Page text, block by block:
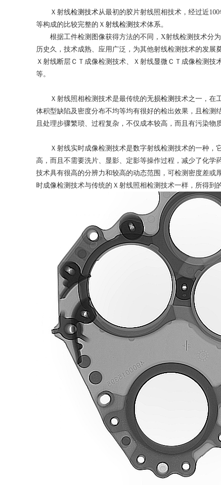
Ｘ射线检测技术从最初的胶片射线照相技术，经过近
等构成的比较完整的Ｘ 射线检测 技术体系。
根据工件检测图像获得方法的不同，X射线检测技术分为
历史久，技术成熟、应用广泛，为其他射线检测技术的发展
Ｘ射线断层ＣＴ成像检测技术、Ｘ射线显微 ＣＴ成像检测技
等。
Ｘ射线照相检测技术是最传统的无损检测 技术之一，在
体积型缺陷及密度分布不均等均有很好的检出效果，且检测
且处理步骤繁琐、过程复杂，不仅成本较高，而且有污染物
Ｘ射线实时成像检测技术是数字射线检测技术的一种，
高，而且不需要洗片、显影、定影等操作过程，减少了化学
技术具有很高的分辨力和较高的动态范围，可检测密度差
时成像检测技术与传统的Ｘ射线照相检测技术一样，所得到